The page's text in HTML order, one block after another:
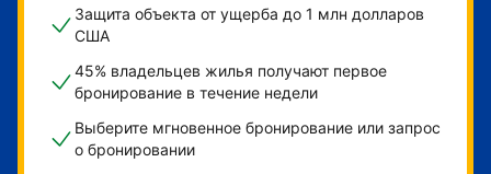
Защита объекта от ущерба до 1 млн долларов
США
45% владельцев жилья получают первое
бронирование в течение недели
Выберите мгновенное бронирование или запрос
о бронировании